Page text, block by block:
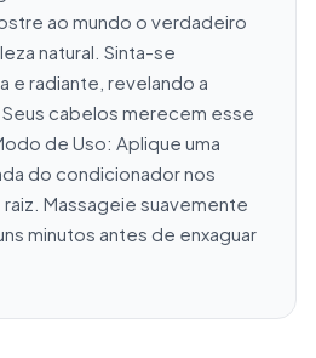
ao mundo o verdadeiro
natural. Sinta-se
e radiante, revelando a
cabelos merecem esse
de Uso: Aplique uma
do condicionador nos
Massageie suavemente
minutos antes de enxaguar